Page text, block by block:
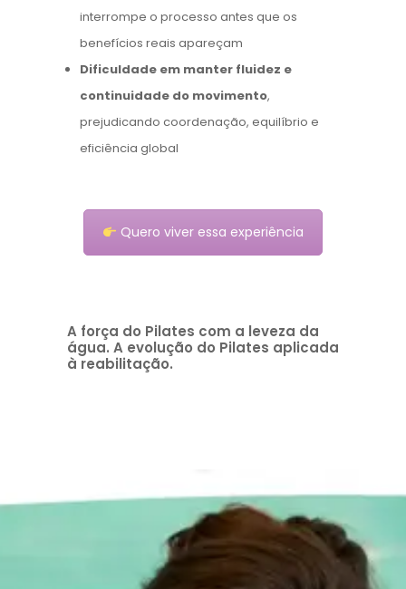
interrompe o processo antes que os
benefícios reais apareçam
Dificuldade em manter fluidez e
continuidade do movimento,
prejudicando coordenação, equilíbrio e
eficiência global
Quero viver essa experiência
A força do Pilates com a leveza da
água. A evolução do Pilates aplicada
à reabilitação.